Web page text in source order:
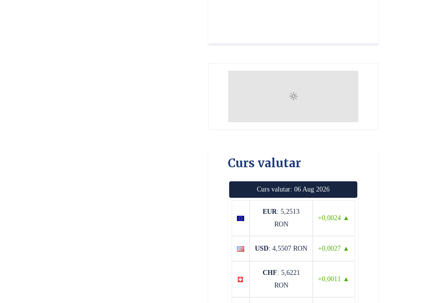
Curs valutar
Curs valutar: 06 Aug 2026
EUR: 5,2513
RON
+0,0024 ▲
USD: 4,5507 RON +0,0027 ▲
CHF: 5,6221
RON
+0,0011 ▲